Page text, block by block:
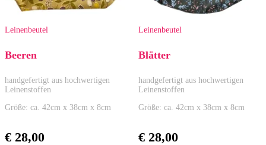
Leinenbeutel
Beeren
handgefertigt aus hochwertigen
Leinenstoffen
Größe: ca. 42cm x 38cm x 8cm
€ 28,00
Leinenbeutel
Blätter
handgefertigt aus hochwertigen
Leinenstoffen
Größe: ca. 42cm x 38cm x 8cm
€28,00